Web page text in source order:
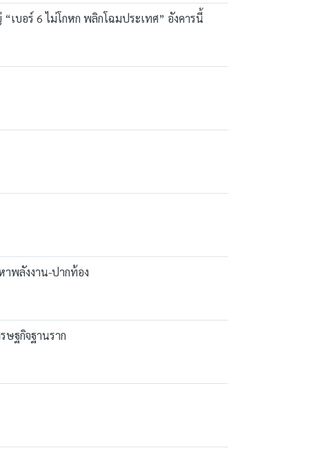
บอร์ 6 ไม่โกหก พลิกโฉมประเทศ” อังคารนี้
พลังงาน-ปากท้อง
ฐกิจฐานราก